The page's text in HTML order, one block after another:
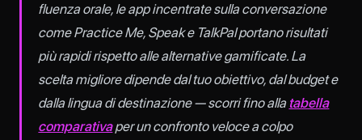
fluenza orale, le app incentrate sulla conversazione
come Practice Me, Speak e TalkPal portano risultati
più rapidi rispetto alle alternative gamificate. La
scelta migliore dipende dal tuo obiettivo, dal budget e
dalla lingua di destinazione — scorri fino allatabella
comparativaper un confronto veloce a colpo